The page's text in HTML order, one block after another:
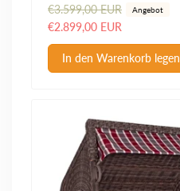
N
o
r
€3.599,00 EUR Angebot
V
e
r
€2.899,00 EUR
In den Warenkorb legen